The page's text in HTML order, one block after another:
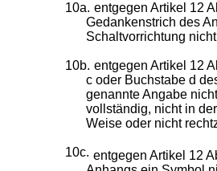
10a. entgegen Artikel 12
Gedankenstrich des
Schaltvorrichtung
10b. entgegen Artikel 12
c oder Buchstabe d
genannte Angabe
vollständig, nicht in
Weise oder nicht
10c. entgegen Artikel 12